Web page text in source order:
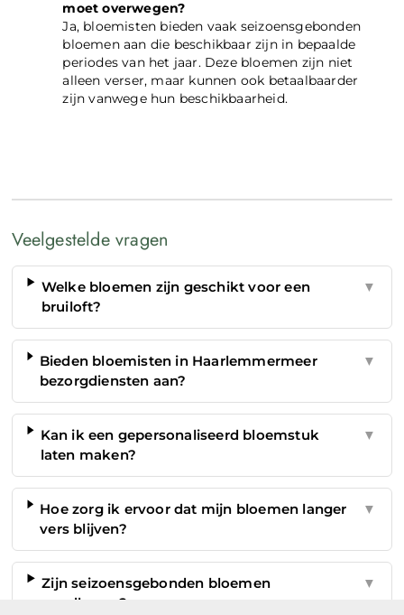
moet overwegen?
Ja, bloemisten bieden vaak seizoensgebonden
bloemen aan die beschikbaar zijn in bepaalde
periodes van het jaar. Deze bloemen zijn niet
alleen verser, maar kunnen ook betaalbaarder
zijn vanwege hun beschikbaarheid.
Veelgestelde vragen
Welke bloemen zijn geschikt voor een
bruiloft?
▼
Bieden bloemisten in Haarlemmermeer
bezorgdiensten aan?
▼
Kan ik een gepersonaliseerd bloemstuk
laten maken?
▼
Hoe zorg ik ervoor dat mijn bloemen langer
vers blijven?
▼
Zijn seizoensgebonden bloemen
goedkoper?
▼